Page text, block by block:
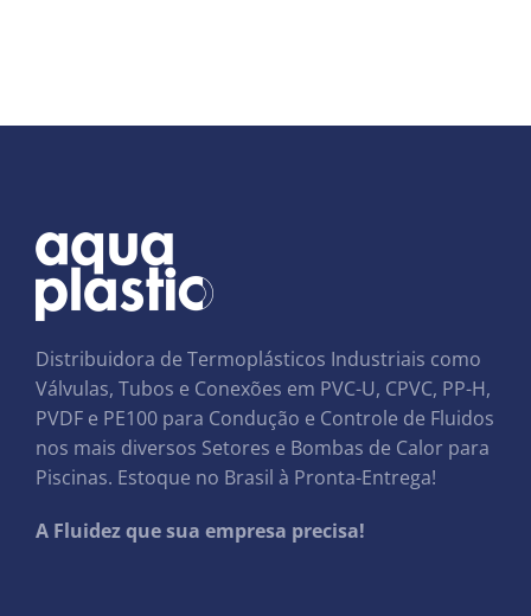
Distribuidora de Termoplásticos Industriais como
Válvulas, Tubos e Conexões em PVC-U, CPVC, PP-H,
PVDF e PE100 para Condução e Controle de Fluidos
nos mais diversos Setores e Bombas de Calor para
Piscinas. Estoque no Brasil à Pronta-Entrega!
A Fluidez que sua empresa precisa!